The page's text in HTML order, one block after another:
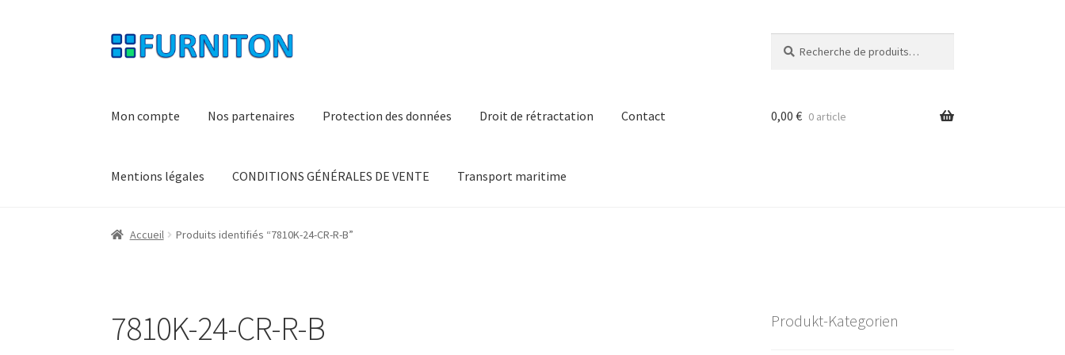
Aller
à
Aller
au
pour :
Mon compte Nos partenaires Protection des données Droit de rétractation Contact
Mentions légales CONDITIONS GÉNÉRALES DE VENTE Transport maritime
0,00 € 0 article
Accueil Produits identifiés “7810K-24-CR-R-B”
7810K-24-CR-R-B Produkt-Kategorien